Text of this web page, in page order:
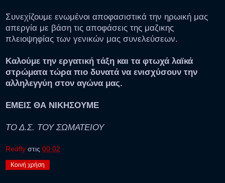
Συνεχίζουμε ενωμένοι αποφασιστικά την ηρωική μας
απεργία με βάση τις αποφάσεις της μαζικης
πλειοψηφίας των γενικών μας συνελεύσεων.
Καλούμε την εργατική τάξη και τα φτωχά λαϊκά
στρώματα τώρα πιο δυνατά να ενισχύσουν την
αλληλεγγύη στον αγώνα μας.
ΕΜΕΙΣ ΘΑ ΝΙΚΗΣΟΥΜΕ
ΤΟ Δ.Σ. ΤΟΥ ΣΩΜΑΤΕΙΟΥ
Redfly στις 00:02
Κοινή χρήση